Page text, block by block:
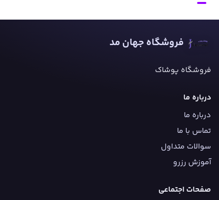
فروشگاه جهان مد
فروشگاه پوشاک
درباره ما
درباره ما
تماس با ما
سوالات متداول
آموزش رزرو
صفحات اجتماعی